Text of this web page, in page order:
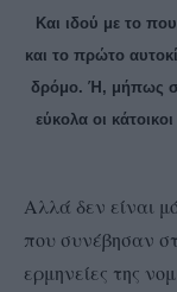
Και ιδού με το
και το πρώτο
δρόμο. Ή, μήπως
εύκολα οι
Αλλά δεν είναι
που συνέβησαν
ερμηνείες της